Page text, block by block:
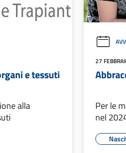
e tessuti
alla
27
Per le
nel